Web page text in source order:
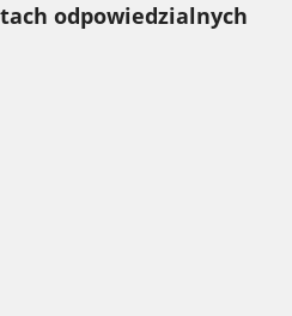
odpowiedzialnych